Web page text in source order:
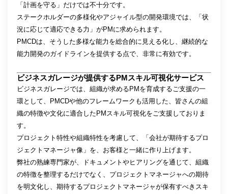
「計画を守る」だけでは不十分です。
ステークホルダーの多様化やアジャイル型の開発環境では、「状
況に応じて適応できる力」がPMに求められます。
PMCDは、そうした多様な能力を総合的に見える化し、継続的な
能力開発のガイドラインを提供する点で、非常に有効です。
ビジネスガレージが提供するPMスキル可視化サービス
ビジネスガレージでは、組織が求めるPMを育成するご支援の一
環として、PMCDや他のフレームワークも活用した、皆さんの組
織の特徴や文化に適合したPMスキル可視化をご支援しておりま
す。
プロジェクト特性や組織特性を考慮して、「会社が期待するプロ
ジェクトマネージャ像」を、お客様と一緒に作り上げます。
弊社の熟練専門家が、ドキュメントやヒアリングを通じて、組織
の特徴を整理するだけでなく、プロジェクトマネージャへの期待
を明文化し、期待するプロジェクトマネージャが保有すべきスキ